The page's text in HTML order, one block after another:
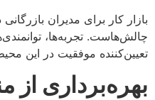
بازار کار برای مدیران
چالش‌هاست. تجربه‌ها،
تعیین‌کننده موفقیت در این
بهره‌برداری از